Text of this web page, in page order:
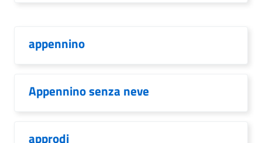
appennino
Appennino senza neve
approdi